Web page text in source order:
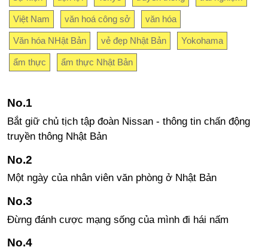
Việt Nam văn hoá công sở văn hóa
Văn hóa NHật Bản vẻ đẹp Nhật Bản Yokohama
ẩm thực ẩm thực Nhật Bản
Bắt giữ chủ tịch tập đoàn Nissan - thông tin chấn động
truyền thông Nhật Bản
Một ngày của nhân viên văn phòng ở Nhật Bản
Đừng đánh cược mạng sống của mình đi hái nấm